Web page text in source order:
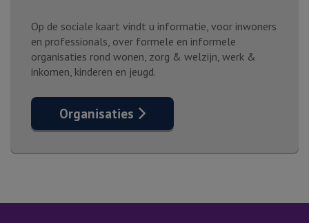
Op de sociale kaart vindt u informatie, voor inwoners
en professionals, over formele en informele
organisaties rond wonen, zorg & welzijn, werk &
inkomen, kinderen en jeugd.
Organisaties